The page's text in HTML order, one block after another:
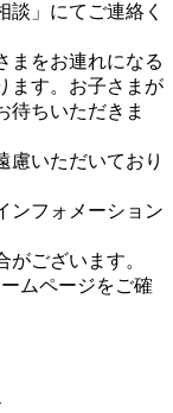
談」にてご連絡く
まをお連れになる
ます。お子さまが
待ちいただきま
慮いただいており
ンフォメーション
ございます。
ムページをご確